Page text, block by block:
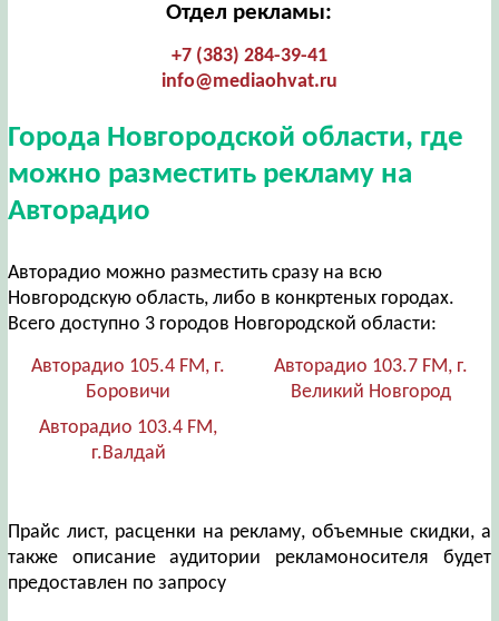
Отдел рекламы:
+7 (383) 284-39-41
info@mediaohvat.ru
Города Новгородской области, где
можно разместить рекламу на
Авторадио
Авторадио можно разместить сразу на всю
Новгородскую область, либо в конкртеных городах.
Всего доступно 3 городов Новгородской области:
Авторадио 105.4 FM, г.
Боровичи
Авторадио 103.7 FM, г.
Великий Новгород
Авторадио 103.4 FM,
г.Валдай
Прайс лист, расценки на рекламу, объемные скидки, а
также описание аудитории рекламоносителя будет
предоставлен по запросу